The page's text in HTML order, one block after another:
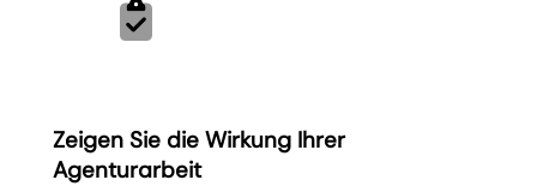
Zeigen Sie die Wirkung Ihrer
Agenturarbeit